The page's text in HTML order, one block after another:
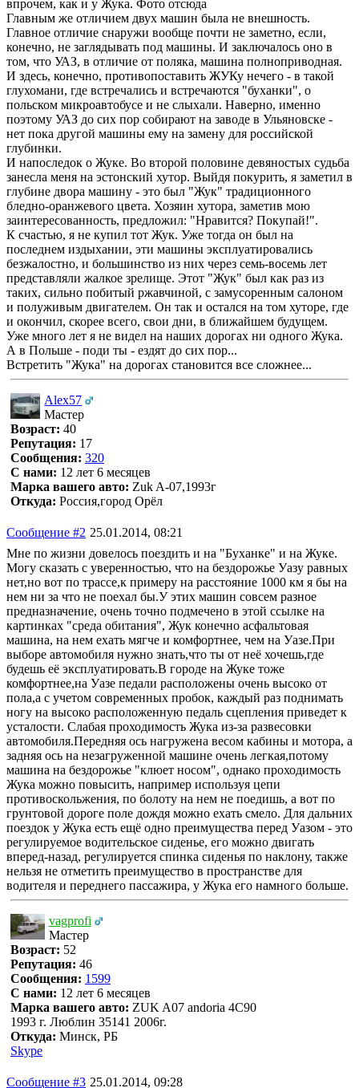
впрочем, как и у Жука. Фото отсюда
Главным же отличием двух машин была не внешность.
Главное отличие снаружи вообще почти не заметно, если,
конечно, не заглядывать под машины. И заключалось оно в
том, что УАЗ, в отличие от поляка, машина полноприводная.
И здесь, конечно, противопоставить ЖУКу нечего - в такой
глухомани, где встречались и встречаются "буханки", о
польском микроавтобусе и не слыхали. Наверно, именно
поэтому УАЗ до сих пор собирают на заводе в Ульяновске -
нет пока другой машины ему на замену для российской
глубинки.
И напоследок о Жуке. Во второй половине девяностых судьба
занесла меня на эстонский хутор. Выйдя покурить, я заметил в
глубине двора машину - это был "Жук" традиционного
бледно-оранжевого цвета. Хозяин хутора, заметив мою
заинтересованность, предложил: "Нравится? Покупай!".
К счастью, я не купил тот Жук. Уже тогда он был на
последнем издыхании, эти машины эксплуатировались
безжалостно, и большинство из них через семь-восемь лет
представляли жалкое зрелище. Этот "Жук" был как раз из
таких, сильно побитый ржавчиной, с замусоренным салоном
и полуживым двигателем. Он так и остался на том хуторе, где
и окончил, скорее всего, свои дни, в ближайшем будущем.
Уже много лет я не видел на наших дорогах ни одного Жука.
А в Польше - поди ты - ездят до сих пор...
Встретить "Жука" на дорогах становится все сложнее...
Alex57
Мастер
Возраст: 40
Репутация: 17
Сообщения: 320
С нами: 12 лет 6 месяцев
Марка вашего авто: Zuk A-07,1993г
Откуда: Россия,город Орёл
Сообщение #2 25.01.2014, 08:21
Мне по жизни довелось поездить и на "Буханке" и на Жуке.
Могу сказать с уверенностью, что на бездорожье Уазу равных
нет,но вот по трассе,к примеру на расстояние 1000 км я бы на
нем ни за что не поехал бы.У этих машин совсем разное
предназначение, очень точно подмечено в этой ссылке на
картинках "среда обитания", Жук конечно асфальтовая
машина, на нем ехать мягче и комфортнее, чем на Уазе.При
выборе автомобиля нужно знать,что ты от неё хочешь,где
будешь её эксплуатировать.В городе на Жуке тоже
комфортнее,на Уазе педали расположены очень высоко от
пола,а с учетом современных пробок, каждый раз поднимать
ногу на высоко расположенную педаль сцепления приведет к
усталости. Слабая проходимость Жука из-за развесовки
автомобиля.Передняя ось нагружена весом кабины и мотора, а
задняя ось на незагруженной машине очень легкая,потому
машина на бездорожье "клюет носом", однако проходимость
Жука можно повысить, например используя цепи
противоскольжения, по болоту на нем не поедишь, а вот по
грунтовой дороге поле дождя можно ехать смело. Для дальних
поездок у Жука есть ещё одно преимущества перед Уазом - это
регулируемое водительское сиденье, его можно двигать
вперед-назад, регулируется спинка сиденья по наклону, также
нельзя не отметить преимущество в пространстве для
водителя и переднего пассажира, у Жука его намного больше.
vagprofi
Мастер
Возраст: 52
Репутация: 46
Сообщения: 1599
С нами: 12 лет 6 месяцев
Марка вашего авто: ZUK A07 andoria 4C90
1993 г. Люблин 35141 2006г.
Откуда: Минск, РБ
Skype
Сообщение #3 25.01.2014, 09:28